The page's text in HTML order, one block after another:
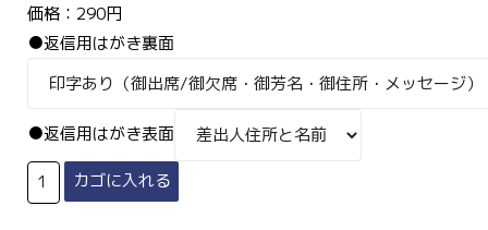
価格：290円
●返信用はがき裏面
●返信用はがき表面